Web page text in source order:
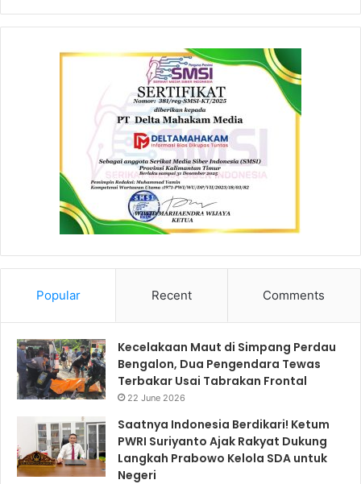
Popular Recent Comments
Kecelakaan Maut di Simpang Perdau
Bengalon, Dua Pengendara Tewas
Terbakar Usai Tabrakan Frontal
22 June 2026
Saatnya Indonesia Berdikari! Ketum
PWRI Suriyanto Ajak Rakyat Dukung
Langkah Prabowo Kelola SDA untuk
Negeri